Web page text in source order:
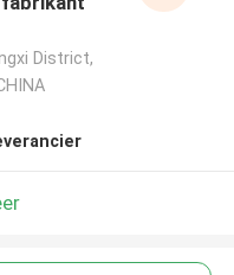
District,